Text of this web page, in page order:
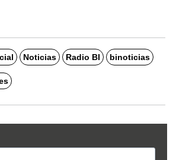
Noticias Radio BI binoticias